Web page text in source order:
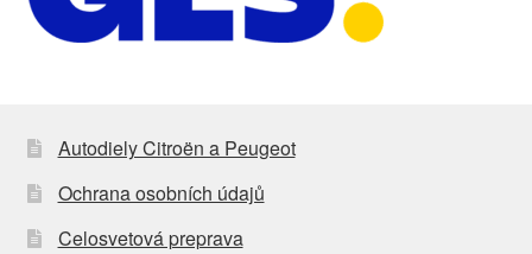
Autodiely Citroën a Peugeot
Ochrana osobních údajů
Celosvetová preprava